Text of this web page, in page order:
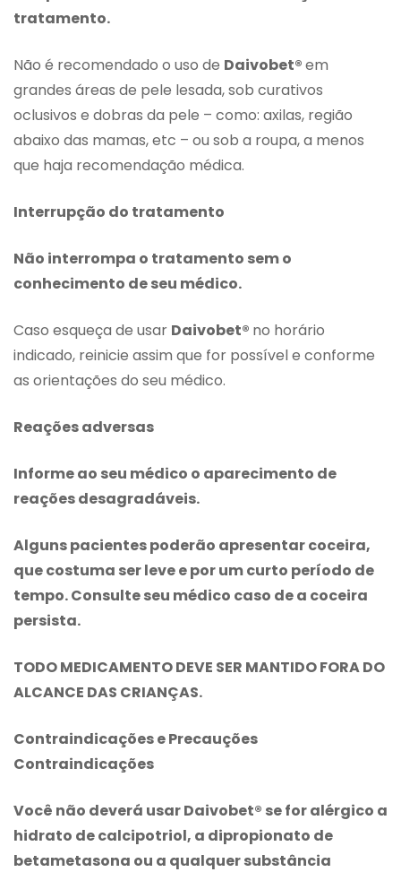
tratamento.
Não é recomendado o uso de Daivobet®em
grandes áreas de pele lesada, sob curativos
oclusivos e dobras da pele – como: axilas, região
abaixo das mamas, etc – ou sob a roupa, a menos
que haja recomendação médica.
Interrupção do tratamento
Não interrompa o tratamento sem o
conhecimento de seu médico.
Caso esqueça de usar Daivobet® no horário
indicado, reinicie assim que for possível e conforme
as orientações do seu médico.
Reações adversas
Informe ao seu médico o aparecimento de
reações desagradáveis.
Alguns pacientes poderão apresentar coceira,
que costuma ser leve e por um curto período de
tempo. Consulte seu médico caso de a coceira
persista.
TODO MEDICAMENTO DEVE SER MANTIDO FORA DO
ALCANCE DAS CRIANÇAS.
Contraindicações e Precauções
Contraindicações
Você não deverá usar Daivobet® se for alérgico a
hidrato de calcipotriol, a dipropionato de
betametasona ou a qualquer substância